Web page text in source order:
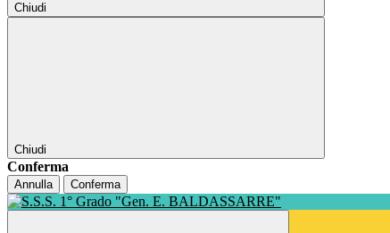
Chiudi
Chiudi
Conferma
Annulla Conferma